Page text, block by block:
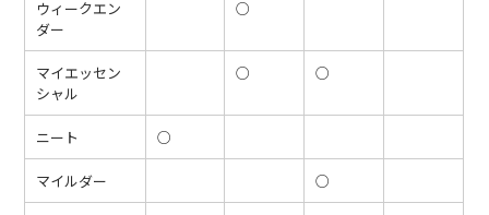
ウィークエン
ダー
○
マイエッセン
シャル
○ ○
ニート ○
マイルダー ○